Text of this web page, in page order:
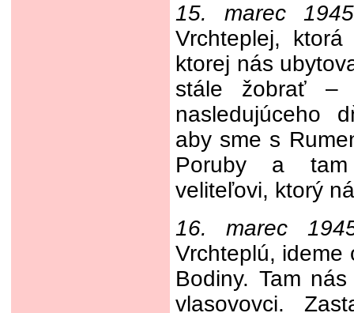
15. marec 1945
Vrchteplej,
ktorej nás
stále žobrať –
nasledujúceho
aby sme s
Poruby a
veliteľovi, ktorý
16. marec
Vrchteplú, ideme
Bodiny. Tam
vlasovovci.